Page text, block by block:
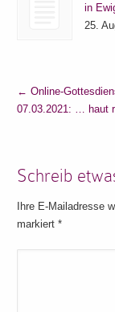
in
25.
← Online-
07.03.2021: … haut
Schreib
Ihre E-Mailadresse
markiert*